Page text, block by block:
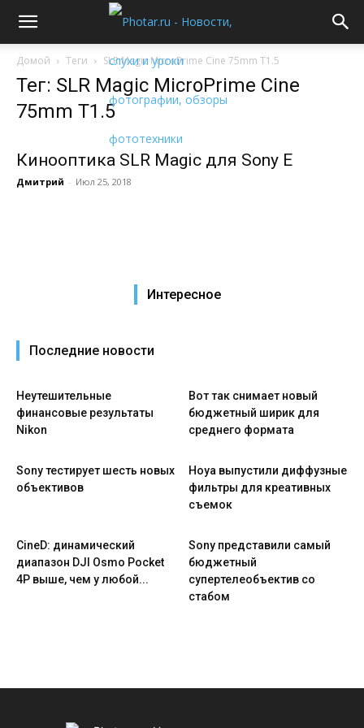
Домой Теги SLR Magic MicroPrime Cine 75mm T1.5
Тег: SLR Magic MicroPrime Cine
75mm T1.5
Кинооптика SLR Magic для Sony E
Дмитрий - Июл 25, 2018
Интересное
Последние новости
Неутешительные
финансовые результаты
Nikon
Вот так снимает новый
бюджетный ширик для
среднего формата
Sony тестирует шесть новых
объективов
Hoya выпустили диффузные
фильтры для креативных
съемок
CineD: динамический
диапазон DJI Osmo Pocket
4P выше, чем у любой...
Sony представили самый
бюджетный
супертелеобъектив со
стабом